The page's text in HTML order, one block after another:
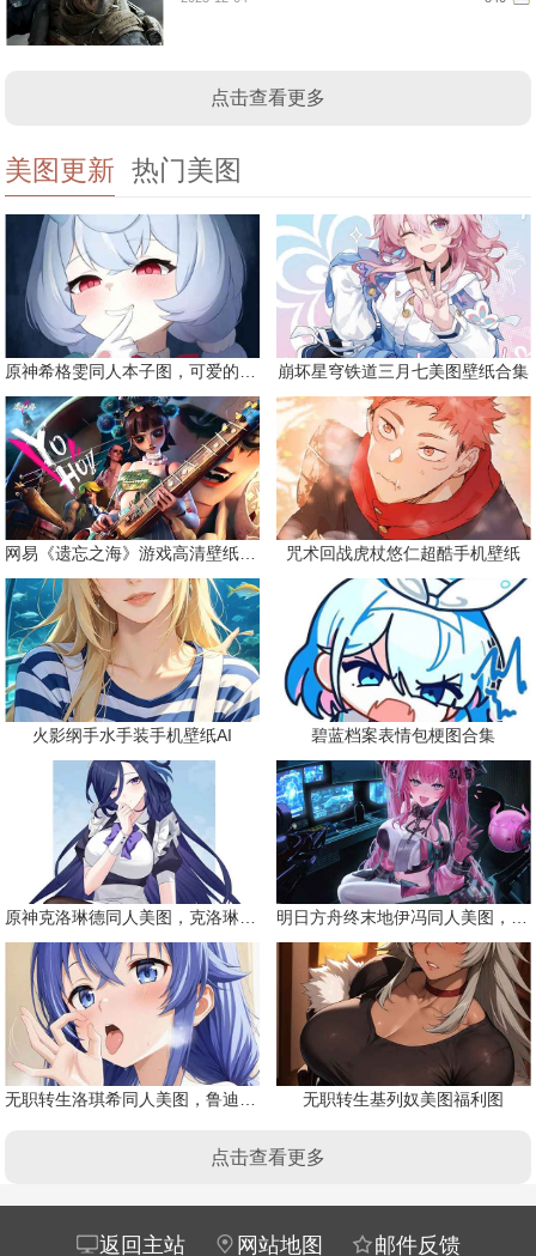
点击查看更多
美图更新 热门美图
原神希格雯同人本子图，可爱的双马尾 崩坏星穹铁道三月七美图壁纸合集
网易《遗忘之海》游戏高清壁纸精选 咒术回战虎杖悠仁超酷手机壁纸
火影纲手水手装手机壁纸AI 碧蓝档案表情包梗图合集
原神克洛琳德同人美图，克洛琳德战败会怎样 明日方舟终末地伊冯同人美图，粉毛恶魔伊冯
无职转生洛琪希同人美图，鲁迪的二老婆 无职转生基列奴美图福利图
点击查看更多
返回主站 网站地图 邮件反馈